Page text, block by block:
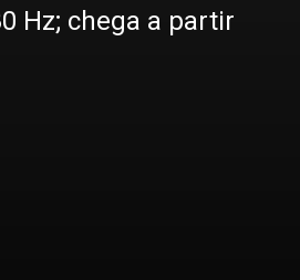
Hz; chega a partir